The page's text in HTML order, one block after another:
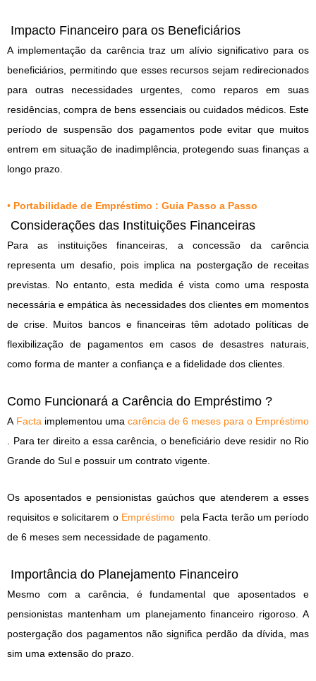
Impacto Financeiro para os Beneficiários
A implementação da carência traz um alívio significativo para os
beneficiários, permitindo que esses recursos sejam redirecionados
para outras necessidades urgentes, como reparos em suas
residências, compra de bens essenciais ou cuidados médicos. Este
período de suspensão dos pagamentos pode evitar que muitos
entrem em situação de inadimplência, protegendo suas finanças a
longo prazo.
• Portabilidade de Empréstimo : Guia Passo a Passo
Considerações das Instituições Financeiras
Para as instituições financeiras, a concessão da carência
representa um desafio, pois implica na postergação de receitas
previstas. No entanto, esta medida é vista como uma resposta
necessária e empática às necessidades dos clientes em momentos
de crise. Muitos bancos e financeiras têm adotado políticas de
flexibilização de pagamentos em casos de desastres naturais,
como forma de manter a confiança e a fidelidade dos clientes.
Como Funcionará a Carência do Empréstimo ?
A Facta implementou uma carência de 6 meses para o Empréstimo
. Para ter direito a essa carência, o beneficiário deve residir no Rio
Grande do Sul e possuir um contrato vigente.
Os aposentados e pensionistas gaúchos que atenderem a esses
requisitos e solicitarem o Empréstimo pela Facta terão um período
de 6 meses sem necessidade de pagamento.
Importância do Planejamento Financeiro
Mesmo com a carência, é fundamental que aposentados e
pensionistas mantenham um planejamento financeiro rigoroso. A
postergação dos pagamentos não significa perdão da dívida, mas
sim uma extensão do prazo.